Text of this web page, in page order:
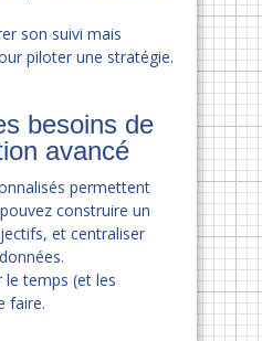
son suivi mais
piloter une stratégie.
besoins de
avancé
permettent
construire un
et centraliser
le temps (et les
faire.